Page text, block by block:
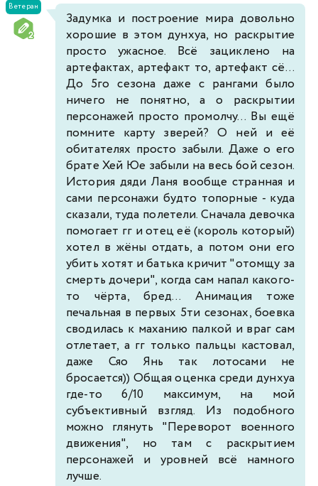
Ветеран
Задумка и построение мира довольно
хорошие в этом дунхуа, но раскрытие
просто ужасное. Всё зациклено на
артефактах, артефакт то, артефакт сё...
До 5го сезона даже с рангами было
ничего не понятно, а о раскрытии
персонажей просто промолчу... Вы ещё
помните карту зверей? О ней и её
обитателях просто забыли. Даже о его
брате Хей Юе забыли на весь 6ой сезон.
История дяди Ланя вообще странная и
сами персонажи будто топорные - куда
сказали, туда полетели. Сначала девочка
помогает гг и отец её (король который)
хотел в жёны отдать, а потом они его
убить хотят и батька кричит "отомщу за
смерть дочери", когда сам напал какого-
то чёрта, бред... Анимация тоже
печальная в первых 5ти сезонах, боевка
сводилась к маханию палкой и враг сам
отлетает, а гг только пальцы кастовал,
даже Сяо Янь так лотосами не
бросается)) Общая оценка среди дунхуа
где-то 6/10 максимум, на мой
субъективный взгляд. Из подобного
можно глянуть "Переворот военного
движения", но там с раскрытием
персонажей и уровней всё намного
лучше.